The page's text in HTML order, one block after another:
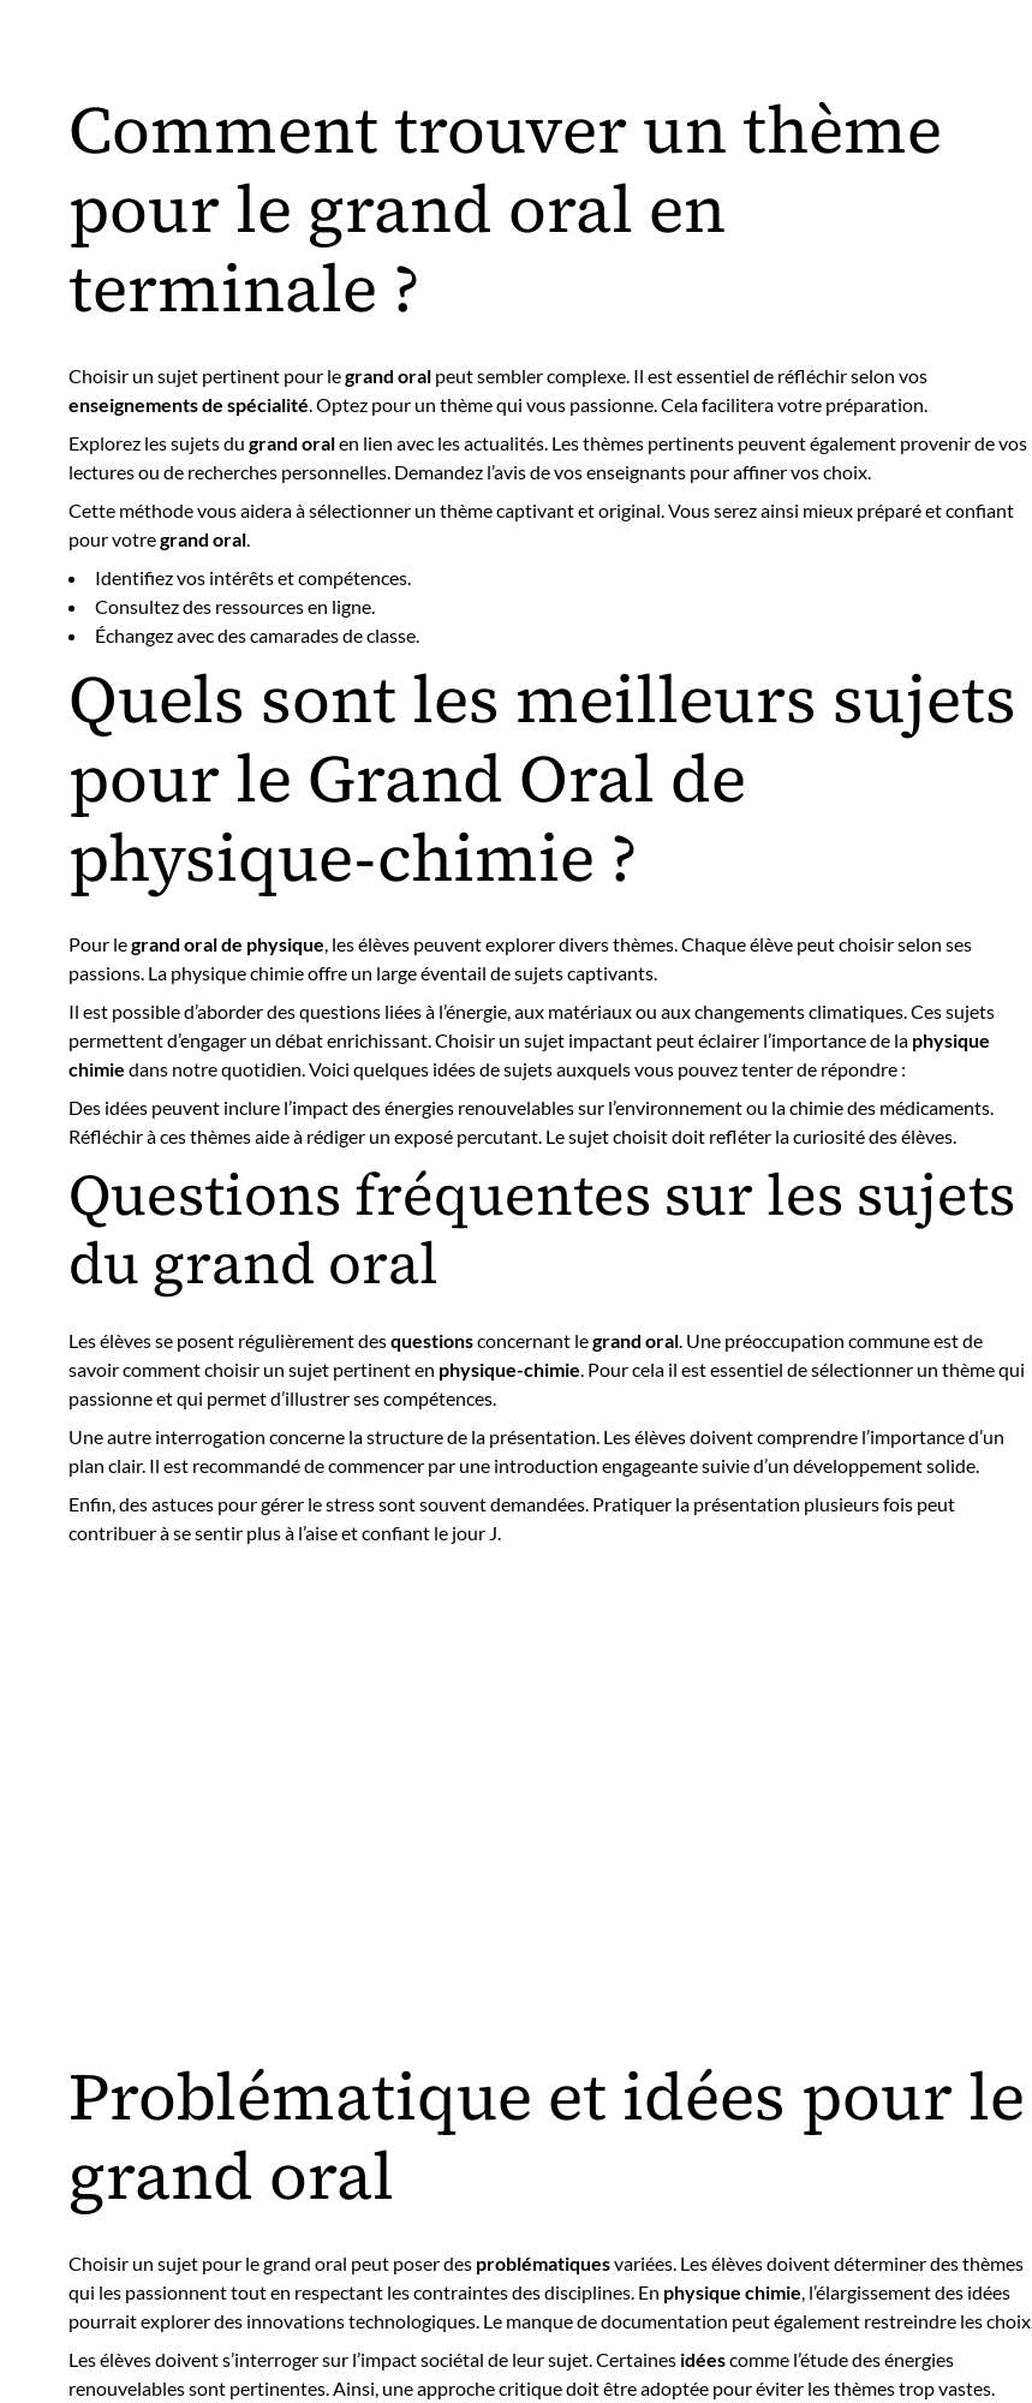
Comment trouver un thème
pour le grand oral en
terminale ?
Choisir un sujet pertinent pour legrand oral peut sembler complexe. Il est essentiel de réfléchir selon vos
enseignements de spécialité . Optez pour un thème qui vous passionne. Cela facilitera votre préparation.
Explorez les sujets du grand oralen lien avec les actualités. Les thèmes pertinents peuvent également provenir de vos
lectures ou de recherches personnelles. Demandez l’avis de vos enseignants pour affiner vos choix.
Cette méthode vous aidera à sélectionner un thème captivant et original. Vous serez ainsi mieux préparé et confiant
pour votregrand oral
Identifiez vos intérêts et compétences.
Consultez des ressources en ligne.
Échangez avec des camarades de classe.
Quels sont les meilleurs sujets
pour le Grand Oral de
physique-chimie ?
Pour legrand oral de physique, les élèves peuvent explorer divers thèmes. Chaque élève peut choisir selon ses
passions. La physique chimie offre un large éventail de sujets captivants.
Il est possible d’aborder des questions liées à l’énergie, aux matériaux ou aux changements climatiques. Ces sujets
permettent d’engager un débat enrichissant. Choisir un sujet impactant peut éclairer l’importance de la physique
chimie dans notre quotidien. Voici quelques idées de sujets auxquels vous pouvez tenter de répondre :
Des idées peuvent inclure l’impact des énergies renouvelables sur l’environnement ou la chimie des médicaments.
Réfléchir à ces thèmes aide à rédiger un exposé percutant. Le sujet choisit doit refléter la curiosité des élèves.
Questions fréquentes sur les sujets
du grand oral
Les élèves se posent régulièrement desquestionsconcernant legrand oral. Une préoccupation commune est de
savoir comment choisir un sujet pertinent en physique-chimie. Pour cela il est essentiel de sélectionner un thème qui
passionne et qui permet d’illustrer ses compétences.
Une autre interrogation concerne la structure de la présentation. Les élèves doivent comprendre l’importance d’un
plan clair. Il est recommandé de commencer par une introduction engageante suivie d’un développement solide.
Enfin, des astuces pour gérer le stress sont souvent demandées. Pratiquer la présentation plusieurs fois peut
contribuer à se sentir plus à l’aise et confiant le jour J.
Problématique et idées pour le
grand oral
Choisir un sujet pour le grand oral peut poser des problématiquesvariées. Les élèves doivent déterminer des thèmes
qui les passionnent tout en respectant les contraintes des disciplines. En physique chimie , l’élargissement des idées
pourrait explorer des innovations technologiques. Le manque de documentation peut également restreindre les choix.
Les élèves doivent s’interroger sur l’impact sociétal de leur sujet. Certaines idéescomme l’étude des énergies
renouvelables sont pertinentes. Ainsi, une approche critique doit être adoptée pour éviter les thèmes trop vastes.